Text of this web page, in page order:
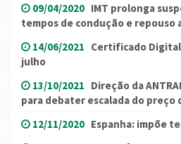
09/04/2020 IMT prolonga
tempos de condução e repouso
14/06/2021 Certificado Digital
julho
13/10/2021 Direção da
para debater escalada do preço
12/11/2020 Espanha: impõe